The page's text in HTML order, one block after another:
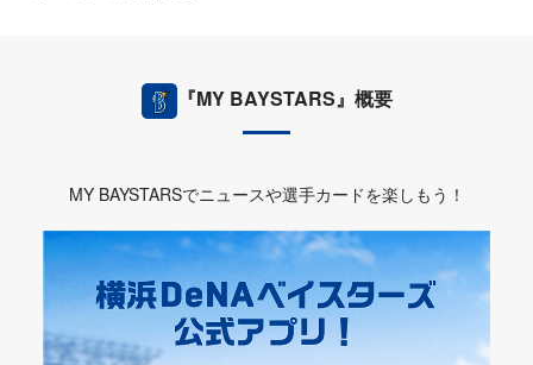
『MY BAYSTARS』概要
MY BAYSTARSでニュースや選手カードを楽しもう！